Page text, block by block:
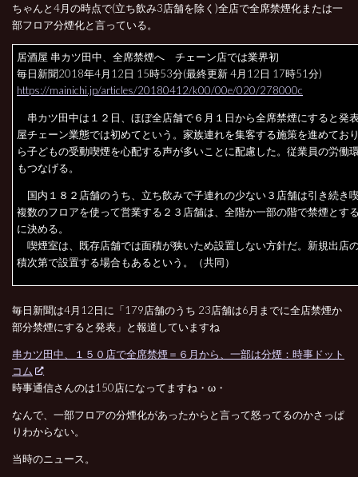
ちゃんと4月の時点で(立ち飲み3店舗を除く)全店で全席禁煙化または一
部フロア分煙化と言っている。
居酒屋 串カツ田中、全席禁煙へ チェーン店では業界初
毎日新聞2018年4月12日 15時53分(最終更新 4月12日 17時51分)
https://mainichi.jp/articles/20180412/k00/00e/020/278000c
串カツ田中は１２日、ほぼ全店舗で６月１日から全席禁煙にすると発
屋チェーン業態では初めてという。家族連れを集客する施策を進めてお
ら子どもの受動喫煙を心配する声が多いことに配慮した。従業員の労働
もつなげる。
国内１８２店舗のうち、立ち飲みで子連れの少ない３店舗は引き続き
複数のフロアを使って営業する２３店舗は、全階か一部の階で禁煙とす
に決める。
喫煙室は、既存店舗では面積が狭いため設置しない方針だ。新規出店
積次第で設置する場合もあるという。（共同）
毎日新聞は4月12日に「179店舗のうち 23店舗は6月までに全店禁煙か
部分禁煙にすると発表」と報道していますね
串カツ田中、１５０店で全席禁煙＝６月から、一部は分煙：時事ドット
コム
時事通信さんのは150店になってますね・ω・
なんで、一部フロアの分煙化があったからと言って怒ってるのかさっぱ
りわからない。
当時のニュース。